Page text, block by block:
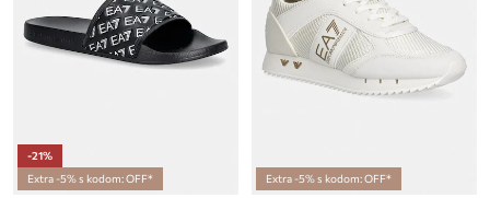
-21%
Extra -5% s kodom: OFF*
Extra -5% s kodom: OFF*